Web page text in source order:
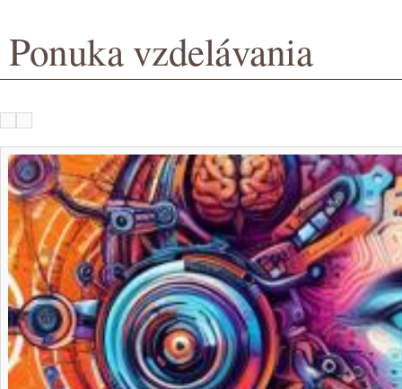
Ponuka vzdelávania